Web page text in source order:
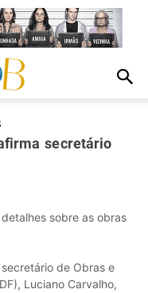
secretário
sobre as obras
de Obras e
Luciano Carvalho,